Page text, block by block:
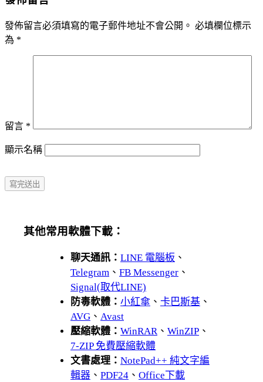
發佈留言必須填寫的電子郵件地址不會公開。 必填欄位標示
為 *
留言 *
顯示名稱
其他常用軟體下載：
聊天通訊： LINE 電腦板 、
Telegram 、 FB Messenger 、
Signal(取代LINE)
防毒軟體： 小紅傘 、 卡巴斯基 、
AVG 、 Avast
壓縮軟體： WinRAR、 WinZIP 、
7-ZIP 免費壓縮軟體
文書處理： NotePad++ 純文字編
輯器 、 PDF24 、 Office下載